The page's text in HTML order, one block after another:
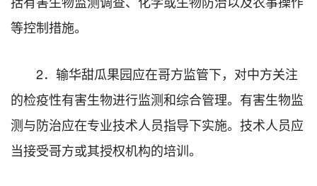
等控制措施。
2．输华甜瓜果园应在哥方监管下，对中方关注
的检疫性有害生物进行监测和综合管理。有害生物监
测与防治应在专业技术人员指导下实施。技术人员应
当接受哥方或其授权机构的培训。